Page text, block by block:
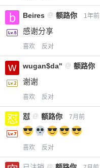
Beires @ 额路你 1年前
感谢分享
喜欢 反对
wugan$da" @ 额路你
谢谢
喜欢 反对
怼 @ 额路你 7月前
喜欢 反对
@